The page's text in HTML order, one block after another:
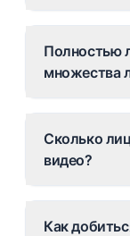
Полностью
множества
Сколько
видео?
Как